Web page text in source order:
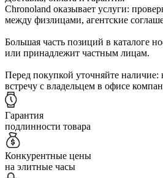
Chronoland оказывает услуги:
между физлицами, агентские
Большая часть позиций в каталоге
или принадлежит частным лицам.
Перед покупкой уточняйте
встречу с владельцем в офисе
Гарантия
подлинности товара
Конкурентные цены
на элитные часы